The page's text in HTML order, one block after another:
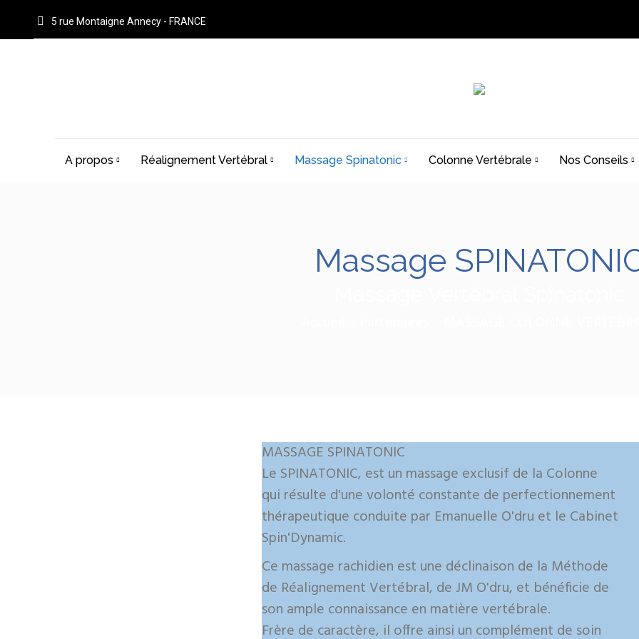
5 rue Montaigne Annecy - FRANCE
A propos Réalignement Vertébral Massage Spinatonic Colonne Vertébrale Nos Conseils
Massage
MASSAGE SPINATONIC
Le SPINATONIC, est un massage exclusif de la Colonne
qui résulte d'une volonté constante de perfectionnement
thérapeutique conduite par Emanuelle O'dru et le Cabinet
Spin'Dynamic.
Ce massage rachidien est une déclinaison de la Méthode
de Réalignement Vertébral, de JM O'dru, et bénéficie de
son ample connaissance en matière vertébrale.
Frère de caractère, il offre ainsi un complément de soin